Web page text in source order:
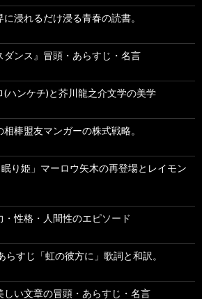
浸れるだけ浸る青春の読書。
ンス』冒頭・あらすじ・名言
ハンケチ)と芥川龍之介文学の美学
棒盟友マンガーの株式戦略。
り姫」マーロウ矢木の再登場とレイモン
性格・人間性のエピソード
すじ「虹の彼方に」歌詞と和訳。
しい文章の冒頭・あらすじ・名言